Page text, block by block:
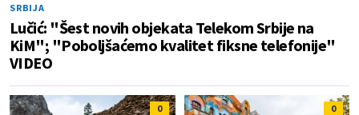
SRBIJA
Lučić: "Šest novih objekata Telekom Srbije na
KiM"; "Poboljšaćemo kvalitet fiksne telefonije"
VIDEO
0 0